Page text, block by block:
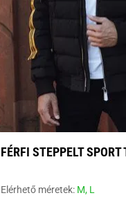
FÉRFI STEPPELT
Elérhető méretek: M, L